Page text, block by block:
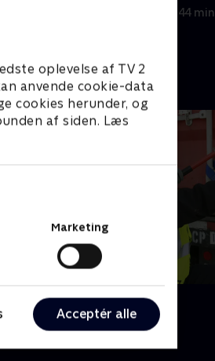
oplevelse af TV 2
anvende cookie-data
cookies herunder, og
af siden. Læs
Marketing
Acceptér alle
5. december 2025 • 44 min
Grænsepatruljen USA
• 2 sæsoner